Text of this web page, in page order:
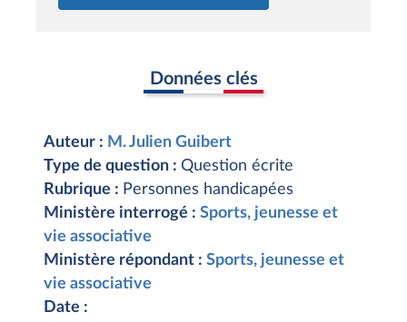
Données clés
Auteur : M. Julien Guibert
Type de question : Question écrite
Rubrique : Personnes handicapées
Ministère interrogé : Sports, jeunesse et
vie associative
Ministère répondant : Sports, jeunesse et
vie associative
Date :